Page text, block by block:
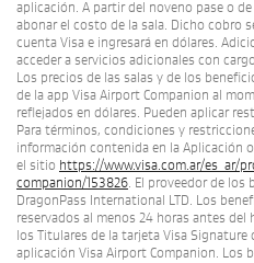
aplicación. A partir del noveno pase o
abonar el costo de la sala. Dicho cobro
cuenta Visa e ingresará en dólares.
acceder a servicios adicionales con
Los precios de las salas y de los
de la app Visa Airport Companion al
reflejados en dólares. Pueden aplicar
Para términos, condiciones y
información contenida en la Aplicación
el sitio https://www.visa.com.ar/es_ar/
companion/153826 . El proveedor de
DragonPass International LTD. Los
reservados al menos 24 horas antes
los Titulares de la tarjeta Visa
aplicación Visa Airport Companion. Los